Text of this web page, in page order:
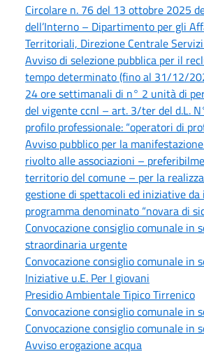
Circolare n. 76 del 13 ottobre 2025
dell’Interno – Dipartimento per gli
Territoriali, Direzione Centrale
Avviso di selezione pubblica per il
tempo determinato (fino al 31/12/
24 ore settimanali di n° 2 unità di
del vigente ccnl – art. 3/ter del d.L.
profilo professionale: “operatori di
Avviso pubblico per la
rivolto alle associazioni –
territorio del comune – per la
gestione di spettacoli ed iniziative
programma denominato “novara di
Convocazione consiglio comunale in
straordinaria urgente
Convocazione consiglio comunale in
Iniziative u.E. Per I giovani
Presidio Ambientale Tipico Tirrenico
Convocazione consiglio comunale in
Convocazione consiglio comunale in
Avviso erogazione acqua